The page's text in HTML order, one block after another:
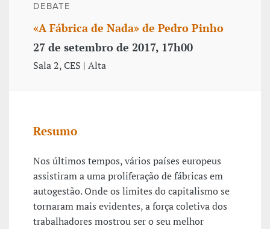
DEBATE
«A Fábrica de Nada» de Pedro Pinho
27 de setembro de 2017, 17h00
Sala 2, CES | Alta
Resumo
Nos últimos tempos, vários países europeus
assistiram a uma proliferação de fábricas em
autogestão. Onde os limites do capitalismo se
tornaram mais evidentes, a força coletiva dos
trabalhadores mostrou ser o seu melhor